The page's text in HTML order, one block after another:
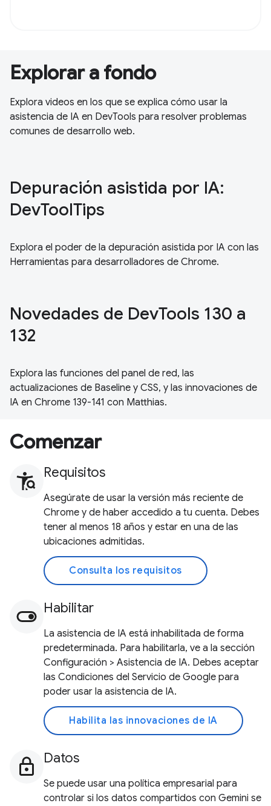
Explorar a fondo
Explora videos en los que se explica cómo usar la
asistencia de IA en DevTools para resolver problemas
comunes de desarrollo web.
Depuración asistida por IA:
DevToolTips
Explora el poder de la depuración asistida por IA con las
Herramientas para desarrolladores de Chrome.
Novedades de DevTools 130 a
132
Explora las funciones del panel de red, las
actualizaciones de Baseline y CSS, y las innovaciones de
IA en Chrome 139-141 con Matthias.
Comenzar
Requisitos
Asegúrate de usar la versión más reciente de
Chrome y de haber accedido a tu cuenta. Debes
tener al menos 18 años y estar en una de las
ubicaciones admitidas.
Consulta los requisitos
Habilitar
La asistencia de IA está inhabilitada de forma
predeterminada. Para habilitarla, ve a la sección
Configuración > Asistencia de IA. Debes aceptar
las Condiciones del Servicio de Google para
poder usar la asistencia de IA.
Habilita las innovaciones de IA
Datos
Se puede usar una política empresarial para
controlar si los datos compartidos con Gemini se